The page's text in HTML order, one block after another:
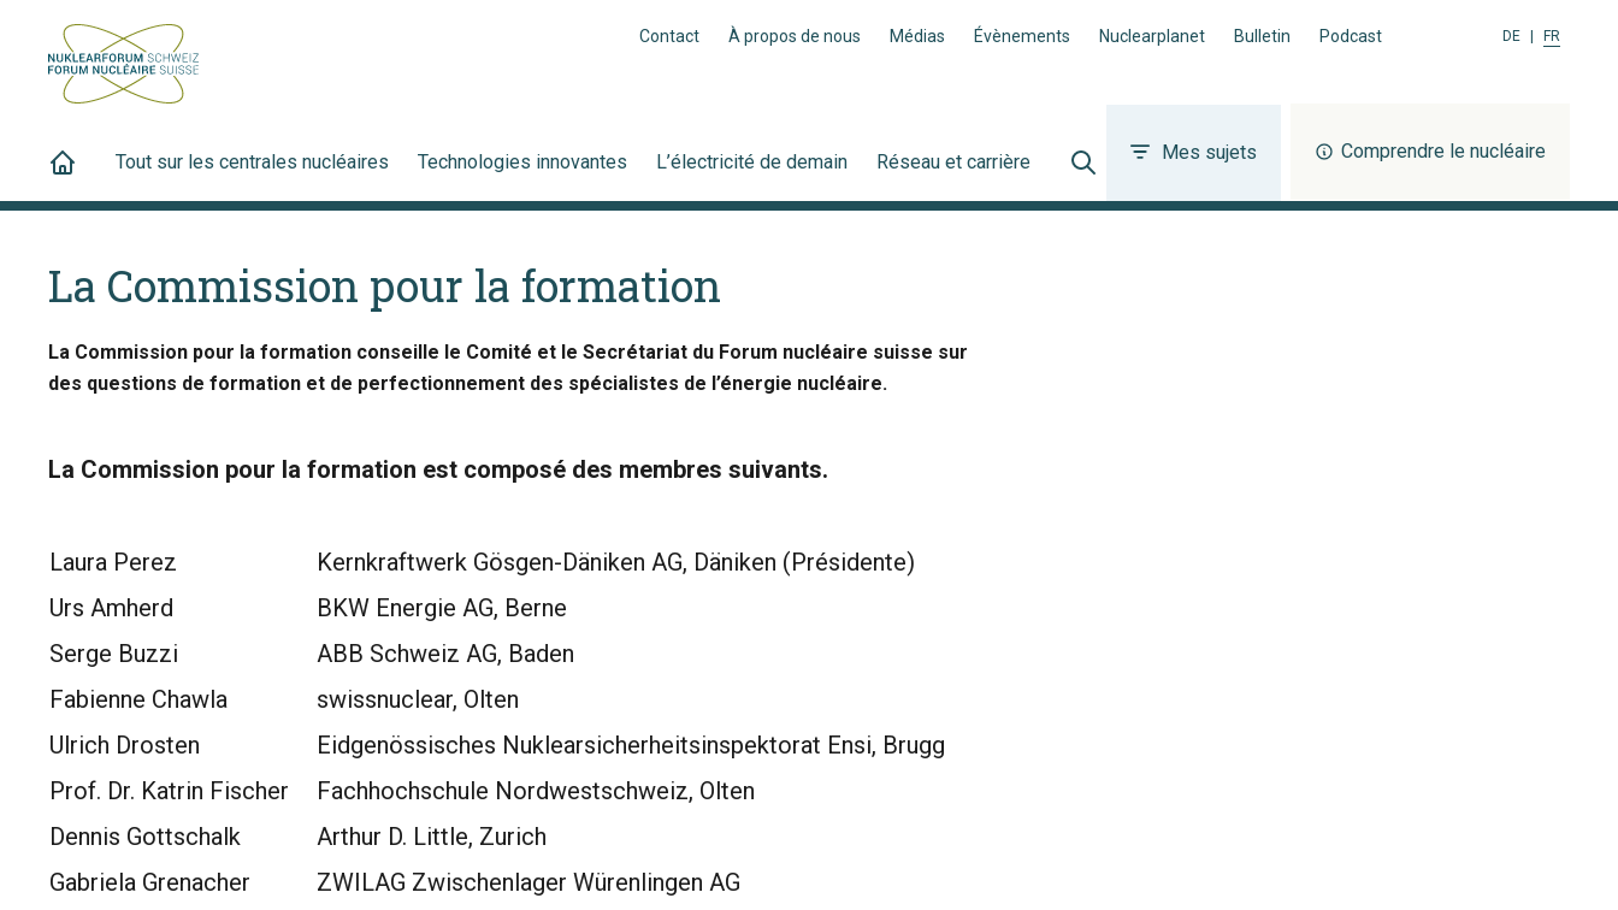
Contact À propos de nous Médias Évènements Nuclearplanet Bulletin Podcast DE FR
Tout sur les centrales nucléaires Technologies innovantes L’électricité de demain Réseau et carrière Mes sujets Comprendre le nucléaire
La Commission pour la formation
La Commission pour la formation conseille le Comité et le Secrétariat du Forum nucléaire suisse sur
des questions de formation et de perfectionnement des spécialistes de l’énergie nucléaire.
La Commission pour la formation est composé des membres suivants.
Laura Perez
Kernkraftwerk Gösgen-Däniken AG, Däniken (Présidente)
Urs Amherd
BKW Energie AG, Berne
Serge Buzzi
ABB Schweiz AG, Baden
Fabienne Chawla
swissnuclear, Olten
Ulrich Drosten
Eidgenössisches Nuklearsicherheitsinspektorat Ensi, Brugg
Prof. Dr. Katrin Fischer
Fachhochschule Nordwestschweiz, Olten
Dennis Gottschalk
Arthur D. Little, Zurich
Gabriela Grenacher
ZWILAG Zwischenlager Würenlingen AG